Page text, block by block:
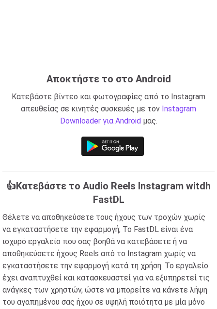
Αποκτήστε το στο Android
Κατεβάστε βίντεο και φωτογραφίες από το Instagram
απευθείας σε κινητές συσκευές με τον Instagram
Downloader για Androidμας.
👍Κατεβάστε το Audio Reels Instagram witdh
FastDL
Θέλετε να αποθηκεύσετε τους ήχους των τροχών χωρίς
να εγκαταστήσετε την εφαρμογή; Το FastDL είναι ένα
ισχυρό εργαλείο που σας βοηθά να κατεβάσετε ή να
αποθηκεύσετε ήχους Reels από το Instagram χωρίς να
εγκαταστήσετε την εφαρμογή κατά τη χρήση. Το εργαλείο
έχει αναπτυχθεί και κατασκευαστεί για να εξυπηρετεί τις
ανάγκες των χρηστών, ώστε να μπορείτε να κάνετε λήψη
του αγαπημένου σας ήχου σε υψηλή ποιότητα με μία μόνο